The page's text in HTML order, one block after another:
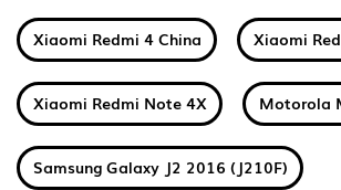
Xiaomi Redmi 4 China Xiaomi
Xiaomi Redmi Note 4X Motorola
Samsung Galaxy J2 2016 (J210F)